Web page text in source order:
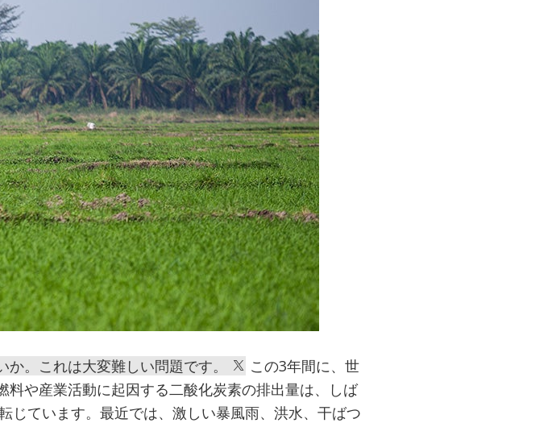
。これは大変難しい問題です。
この3年間に、世
や産業活動に起因する二酸化炭素の排出量は、しば
じています。最近では、激しい暴風雨、洪水、干ばつ